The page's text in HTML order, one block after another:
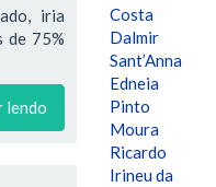
iria
de 75%
lendo
Costa
Dalmir
Sant’Anna
Edneia
Pinto
Moura
Ricardo
Irineu da